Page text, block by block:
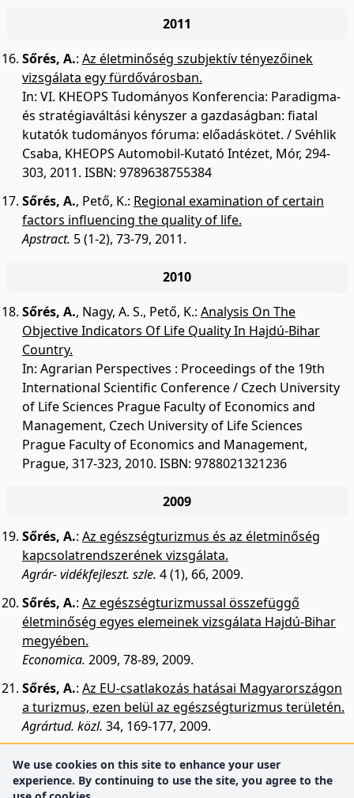
2011
Sőrés, A.: Az életminőség szubjektív tényezőinek
vizsgálata egy fürdővárosban.
In: VI. KHEOPS Tudományos Konferencia: Paradigma-
és stratégiaváltási kényszer a gazdaságban: fiatal
kutatók tudományos fóruma: előadáskötet. / Svéhlik
Csaba, KHEOPS Automobil-Kutató Intézet, Mór, 294-
303, 2011. ISBN: 9789638755384
Sőrés, A., Pető, K.: Regional examination of certain
factors influencing the quality of life.
Apstract. 5 (1-2), 73-79, 2011.
2010
Sőrés, A., Nagy, A. S., Pető, K.: Analysis On The
Objective Indicators Of Life Quality In Hajdú-Bihar
Country.
In: Agrarian Perspectives : Proceedings of the 19th
International Scientific Conference / Czech University
of Life Sciences Prague Faculty of Economics and
Management, Czech University of Life Sciences
Prague Faculty of Economics and Management,
Prague, 317-323, 2010. ISBN: 9788021321236
2009
Sőrés, A.: Az egészségturizmus és az életminőség
kapcsolatrendszerének vizsgálata.
Agrár- vidékfejleszt. szle. 4 (1), 66, 2009.
Sőrés, A.: Az egészségturizmussal összefüggő
életminőség egyes elemeinek vizsgálata Hajdú-Bihar
megyében.
Economica. 2009, 78-89, 2009.
Sőrés, A.: Az EU-csatlakozás hatásai Magyarországon
a turizmus, ezen belül az egészségturizmus területén.
Agrártud. közl. 34, 169-177, 2009.
We use cookies on this site to enhance your user
experience. By continuing to use the site, you agree to the